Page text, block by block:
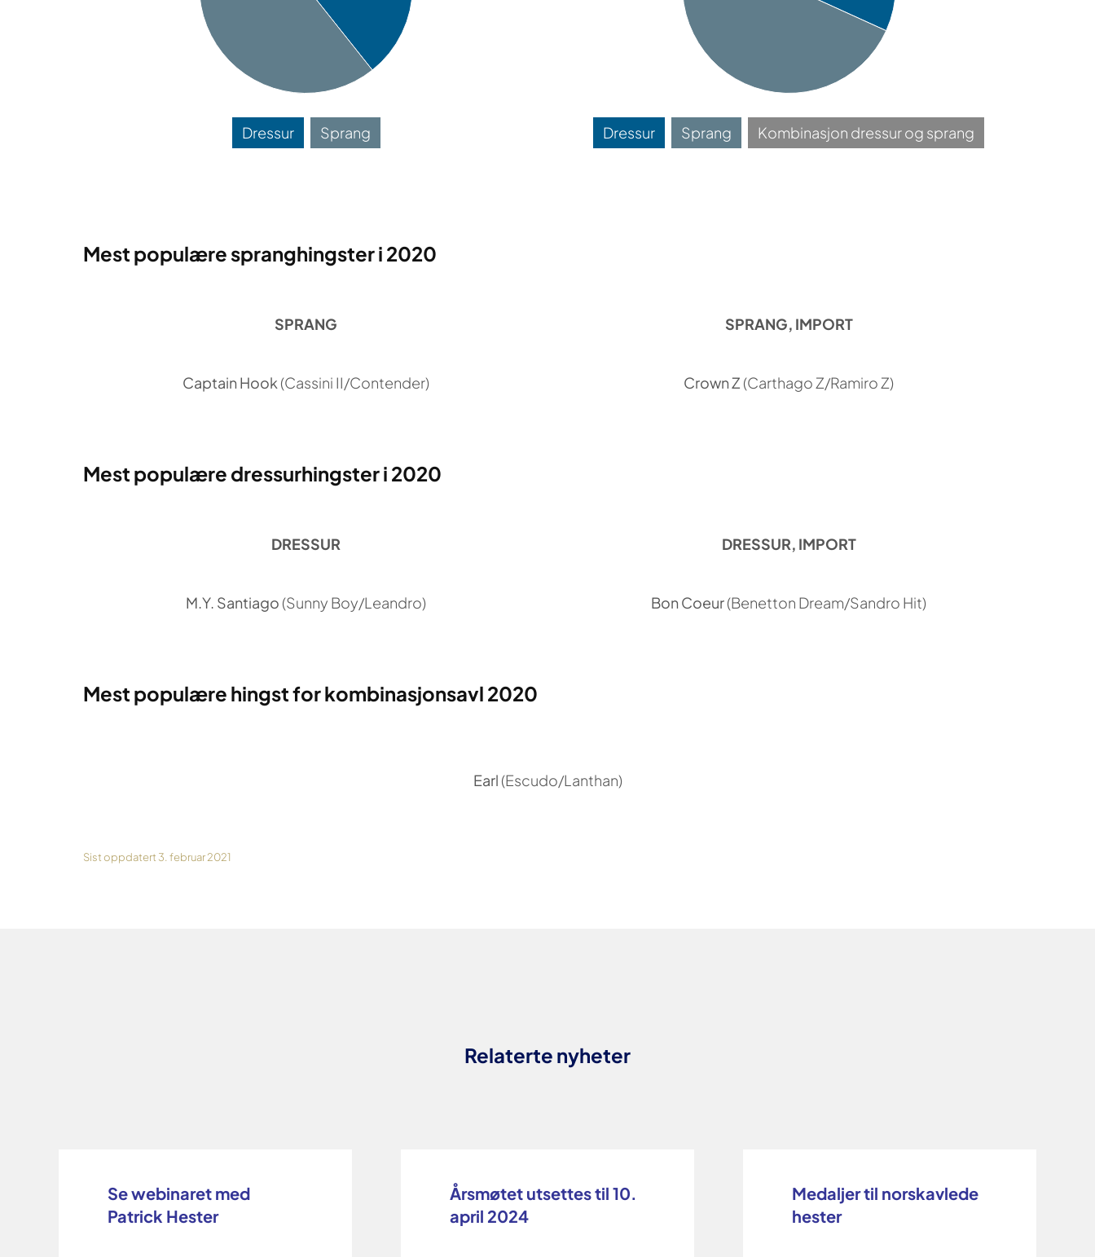
Dressur Sprang Dressur Sprang Kombinasjon dressur og sprang
Mest populære spranghingster i 2020
SPRANG
Captain Hook (Cassini II/Contender)
SPRANG, IMPORT
Crown Z (Carthago Z/Ramiro Z)
Mest populære dressurhingster i 2020
DRESSUR
M.Y. Santiago (Sunny Boy/Leandro)
DRESSUR, IMPORT
Bon Coeur(Benetton Dream/Sandro Hit)
Mest populære hingst for kombinasjonsavl 2020
Earl (Escudo/Lanthan)
Sist oppdatert 3. februar 2021
Relaterte nyheter
Se webinaret med
Patrick Hester
Årsmøtet utsettes til 10.
april 2024
Medaljer til norskavlede
hester